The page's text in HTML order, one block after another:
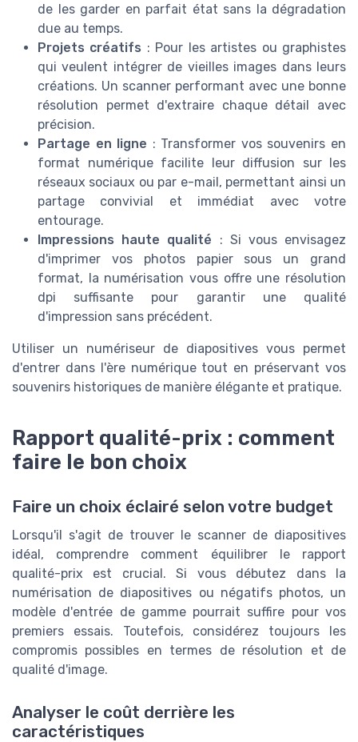
de les garder en parfait état sans la dégradation
due au temps.
Projets créatifs : Pour les artistes ou graphistes
qui veulent intégrer de vieilles images dans leurs
créations. Un scanner performant avec une bonne
résolution permet d'extraire chaque détail avec
précision.
Partage en ligne : Transformer vos souvenirs en
format numérique facilite leur diffusion sur les
réseaux sociaux ou par e-mail, permettant ainsi un
partage convivial et immédiat avec votre
entourage.
Impressions haute qualité : Si vous envisagez
d'imprimer vos photos papier sous un grand
format, la numérisation vous offre une résolution
dpi suffisante pour garantir une qualité
d'impression sans précédent.
Utiliser un numériseur de diapositives vous permet
d'entrer dans l'ère numérique tout en préservant vos
souvenirs historiques de manière élégante et pratique.
Rapport qualité-prix : comment
faire le bon choix
Faire un choix éclairé selon votre budget
Lorsqu'il s'agit de trouver le scanner de diapositives
idéal, comprendre comment équilibrer le rapport
qualité-prix est crucial. Si vous débutez dans la
numérisation de diapositives ou négatifs photos, un
modèle d'entrée de gamme pourrait suffire pour vos
premiers essais. Toutefois, considérez toujours les
compromis possibles en termes de résolution et de
qualité d'image.
Analyser le coût derrière les
caractéristiques